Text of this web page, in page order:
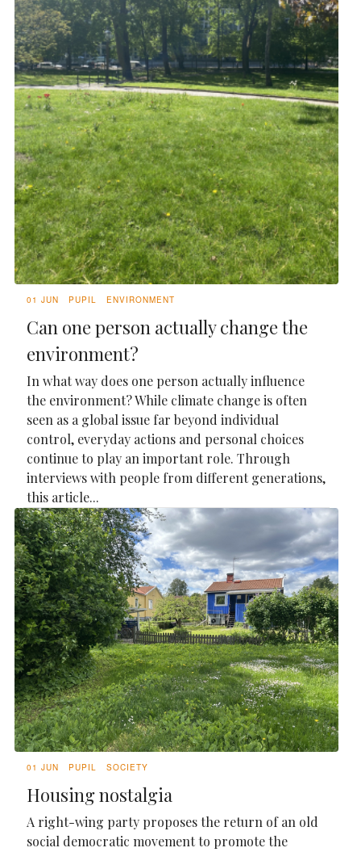
01 JUN PUPIL ENVIRONMENT
Can one person actually change the
environment?
In what way does one person actually influence
the environment? While climate change is often
seen as a global issue far beyond individual
control, everyday actions and personal choices
continue to play an important role. Through
interviews with people from different generations,
this article...
01 JUN PUPIL SOCIETY
Housing nostalgia
A right-wing party proposes the return of an old
social democratic movement to promote the